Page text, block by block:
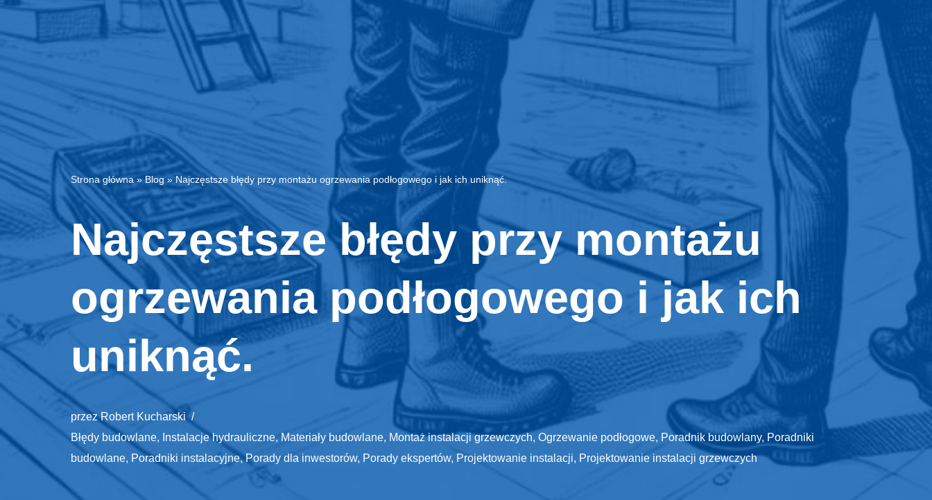
Strona główna » Blog » Najczęstsze błędy przy montażu ogrzewania podłogowego i jak ich uniknąć.
Najczęstsze błędy przy montażu
ogrzewania podłogowego i jak ich
uniknąć.
przezRobert Kucharski
Błędy budowlane, Instalacje hydrauliczne, Materiały budowlane, Montaż instalacji grzewczych, Ogrzewanie podłogowe, Poradnik budowlany, Poradniki
budowlane, Poradniki instalacyjne,Porady dla inwestorów, Porady ekspertów, Projektowanie instalacji, Projektowanie instalacji grzewczych